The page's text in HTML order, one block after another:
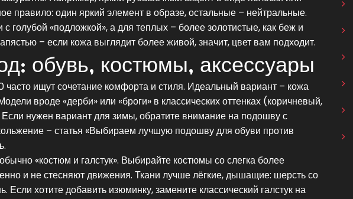
правило: один яркий элемент в образе, остальные – нейтральные.
голубой «подложкой», а для теплых – более золотистые, как беж и
– если кожа выглядит более живой, значит, цвет вам подходит.
обувь, костюмы, аксессуары
ищут сочетание комфорта и стиля. Идеальный вариант – кожа
вроде «дерби» или «броги» в классических оттенках (коричневый,
нужен вариант для зимы, обратите внимание на подошву с
– статья «Выбираем лучшую подошву для обуви против
«костюм и галстук». Выбирайте костюмы со слегка более
и не стесняют движения. Ткани лучше лёгкие, дышащие: шерсть со
Если хотите добавить изюминку, замените классический галстук на